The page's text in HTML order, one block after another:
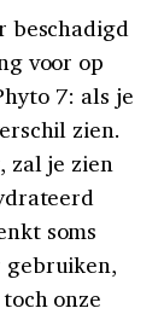
beschadigd
voor op
7: als je
zien.
zal je zien
soms
gebruiken,
onze